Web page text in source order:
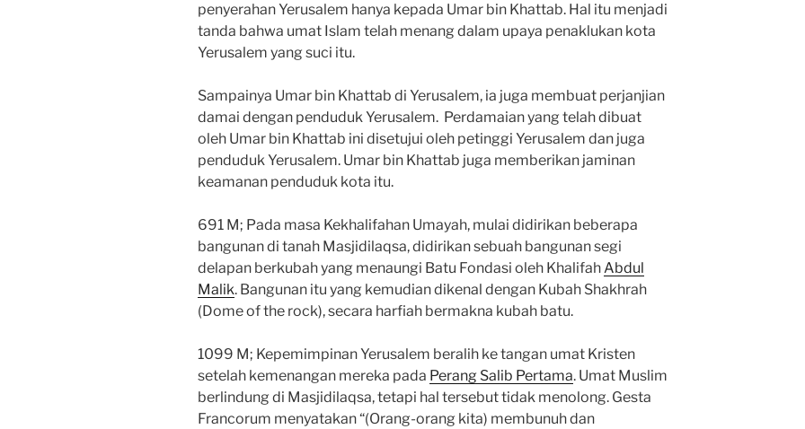
penyerahan Yerusalem hanya kepada Umar bin Khattab. Hal itu menjadi
tanda bahwa umat Islam telah menang dalam upaya penaklukan kota
Yerusalem yang suci itu.
Sampainya Umar bin Khattab di Yerusalem, ia juga membuat perjanjian
damai dengan penduduk Yerusalem. Perdamaian yang telah dibuat
oleh Umar bin Khattab ini disetujui oleh petinggi Yerusalem dan juga
penduduk Yerusalem. Umar bin Khattab juga memberikan jaminan
keamanan penduduk kota itu.
691 M; Pada masa Kekhalifahan Umayah, mulai didirikan beberapa
bangunan di tanah Masjidilaqsa, didirikan sebuah bangunan segi
delapan berkubah yang menaungi Batu Fondasi oleh KhalifahAbdul
Malik. Bangunan itu yang kemudian dikenal dengan Kubah Shakhrah
(Dome of the rock), secara harfiah bermakna kubah batu.
1099 M; Kepemimpinan Yerusalem beralih ke tangan umat Kristen
setelah kemenangan mereka pada Perang Salib Pertama. Umat Muslim
berlindung di Masjidilaqsa, tetapi hal tersebut tidak menolong. Gesta
Francorum menyatakan “(Orang-orang kita) membunuh dan